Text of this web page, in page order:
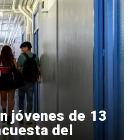
jóvenes de 13
del